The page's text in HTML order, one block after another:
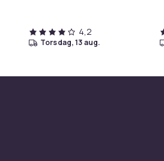
4,2
torsdag, 13 aug.